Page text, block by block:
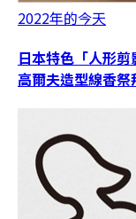
2022年的今天
日本特色「人形
高爾夫造型線香祭